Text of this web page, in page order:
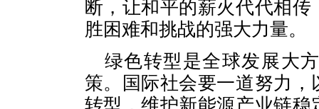
断，让和平的薪火代代相
胜困难和挑战的强大力量。
绿色转型是全球发展大
策。国际社会要一道努力
转型，维护新能源产业链